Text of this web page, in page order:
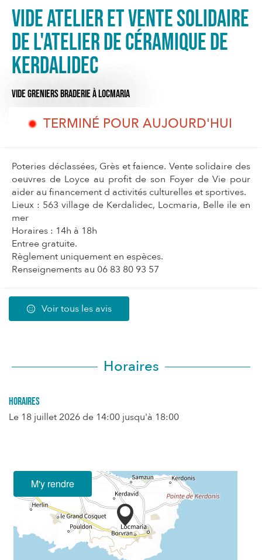
Vide Atelier et vente solidaire
de l'atelier de Céramique de
Kerdalidec
VIDE GRENIERS BRADERIEÀ LOCMARIA
TERMINÉ POUR AUJOURD'HUI
Poteries déclassées, Grès et faience. Vente solidaire des
oeuvres de Loyce au profit de son Foyer de Vie pour
aider au financement d activités culturelles et sportives.
Lieux : 563 village de Kerdalidec, Locmaria, Belle ile en
mer
Horaires : 14h à 18h
Entree gratuite.
Règlement uniquement en espèces.
Renseignements au 06 83 80 93 57
Voir tous les avis
Horaires
Horaires
Le 18 juillet 2026 de 14:00 jusqu'à 18:00
M'y rendre